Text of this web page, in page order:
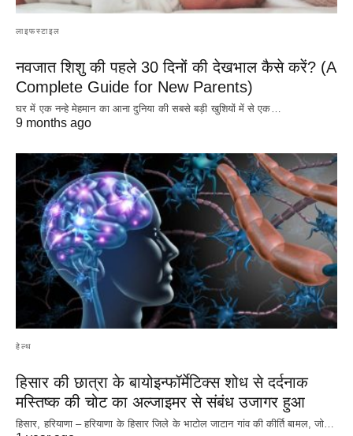
लाइफस्टाइल
नवजात शिशु की पहले 30 दिनों की देखभाल कैसे करें? (A
Complete Guide for New Parents)
घर में एक नन्हे मेहमान का आना दुनिया की सबसे बड़ी खुशियों में से एक…
9 months ago
हेल्थ
हिसार की छात्रा के बायोइन्फॉर्मेटिक्स शोध से दर्दनाक
मस्तिष्क की चोट का अल्जाइमर से संबंध उजागर हुआ
हिसार, हरियाणा – हरियाणा के हिसार जिले के भाटोल जाटान गांव की कीर्ति बामल, जो…